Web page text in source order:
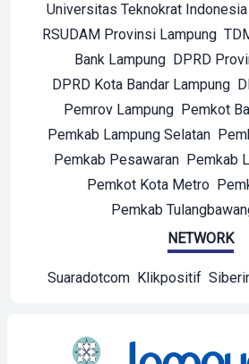
Universitas Teknokrat Indonesia
RSUDAM Provinsi Lampung
Bank Lampung DPRD
DPRD Kota Bandar Lampung
Pemrov Lampung Pemkot
Pemkab Lampung Selatan
Pemkab Pesawaran Pemkab
Pemkot Kota Metro
Pemkab
NETWORK
Suaradotcom Klikpositif